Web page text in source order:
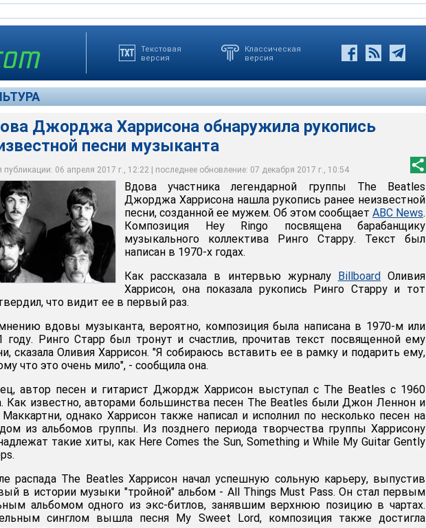
Текстовая
версия
Классическая
версия
Джорджа Харрисона обнаружила рукопись
песни музыканта
публикации: 06 апреля 2017 г., 12:22 | последнее обновление: 07 декабря 2017 г., 10:54
Певец, автор песен и гитарист Джордж Харрисон выступал с The Beatles с 1960 года.
Как известно, авторами большинства песен The Beatles были Джон Леннон и Пол
Маккартни, Однако Джордж Харрисон также написал и исполнил по несколько песен
на каждом из альбомов группы
Global Look Press
Вдова участника легендарной группы The Beatles
Джорджа Харрисона нашла рукопись ранее неизвестной
песни, созданной ее мужем. Об этом сообщает ABC News.
Композиция Hey Ringo посвящена барабанщику
музыкального коллектива Ринго Старру. Текст был
написан в 1970-х годах.
Как рассказала в интервью журналу BillboardОливия
Харрисон, она показала рукопись Ринго Старру и тот
что видит ее в первый раз.
вдовы музыканта, вероятно, композиция была написана в 1970-м или
году. Ринго Старр был тронут и счастлив, прочитав текст посвященной ему
сказала Оливия Харрисон. "Я собираюсь вставить ее в рамку и подарить ему,
что это очень мило", - сообщила она.
автор песен и гитарист Джордж Харрисон выступал с The Beatles с 1960
Как известно, авторами большинства песен The Beatles были Джон Леннон и
однако Харрисон также написал и исполнил по несколько песен на
из альбомов группы. Из позднего периода творчества группы Харрисону
такие хиты, как Here Comes the Sun, Something и While My Guitar Gently
распада The Beatles Харрисон начал успешную сольную карьеру, выпустив
в истории музыки "тройной" альбом - All Things Must Pass. Он стал первым
альбомом одного из экс-битлов, занявшим верхнюю позицию в чартах.
синглом вышла песня My Sweet Lord, композиция также достигла